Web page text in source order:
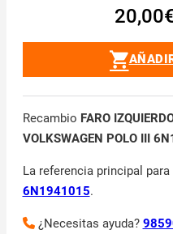
20,00
Recambio FARO
VOLKSWAGEN POLO III
La referencia principal para
6N1941015.
¿Necesitas ayuda?